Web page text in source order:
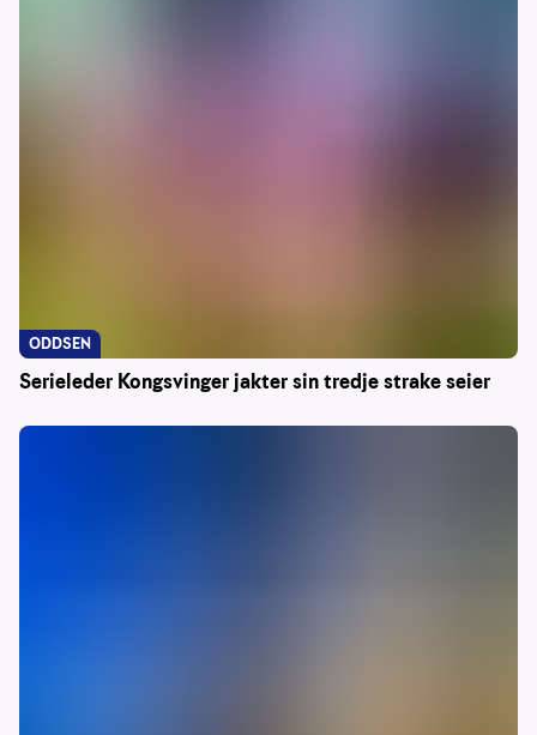
Serieleder Kongsvinger jakter sin tredje strake seier
ODDSEN